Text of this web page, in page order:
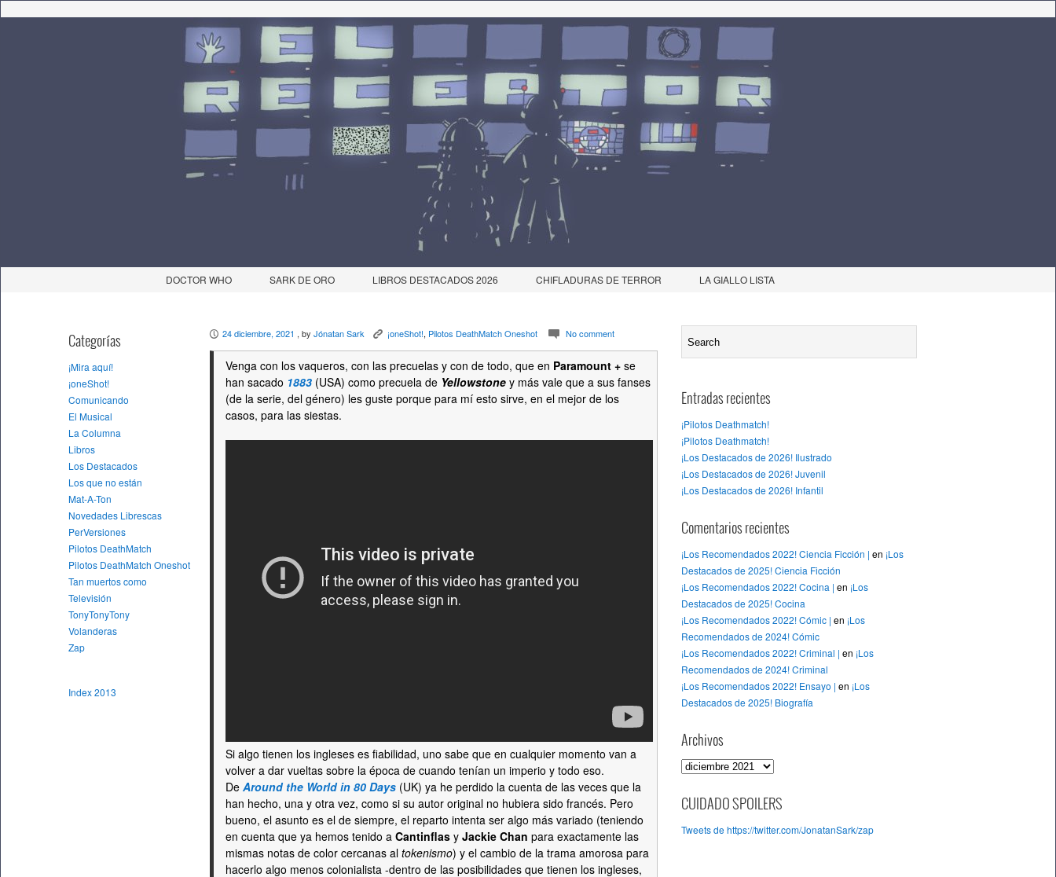
DOCTOR WHO SARK DE ORO LIBROS DESTACADOS 2026 CHIFLADURAS DE TERROR LA GIALLO LISTA
Categorías
¡Mira aquí!
¡oneShot!
Comunicando
El Musical
La Columna
Libros
Los Destacados
Los que no están
Mat-A-Ton
Novedades Librescas
PerVersiones
Pilotos DeathMatch
Pilotos DeathMatch Oneshot
Tan muertos como
Televisión
TonyTonyTony
Volanderas
Zap
Index 2013
P 24 diciembre, 2021 , by Jónatan Sark K ¡oneShot!, Pilotos DeathMatch Oneshot c No comment
Venga con los vaqueros, con las precuelas y con de todo, que en Paramount + se
han sacado 1883 (USA) como precuela de Yellowstone y más vale que a sus fanses
(de la serie, del género) les guste porque para mí esto sirve, en el mejor de los
casos, para las siestas.
Si algo tienen los ingleses es fiabilidad, uno sabe que en cualquier momento van a
volver a dar vueltas sobre la época de cuando tenían un imperio y todo eso.
De Around the World in 80 Days (UK) ya he perdido la cuenta de las veces que la
han hecho, una y otra vez, como si su autor original no hubiera sido francés. Pero
bueno, el asunto es el de siempre, el reparto intenta ser algo más variado (teniendo
en cuenta que ya hemos tenido a Cantinflas y Jackie Chan para exactamente las
mismas notas de color cercanas al tokenismo) y el cambio de la trama amorosa para
hacerlo algo menos colonialista -dentro de las posibilidades que tienen los ingleses,
Entradas recientes
¡Pilotos Deathmatch!
¡Pilotos Deathmatch!
¡Los Destacados de 2026! Ilustrado
¡Los Destacados de 2026! Juvenil
¡Los Destacados de 2026! Infantil
Comentarios recientes
¡Los Recomendados 2022! Ciencia Ficción | en ¡Los
Destacados de 2025! Ciencia Ficción
¡Los Recomendados 2022! Cocina | en ¡Los
Destacados de 2025! Cocina
¡Los Recomendados 2022! Cómic | en ¡Los
Recomendados de 2024! Cómic
¡Los Recomendados 2022! Criminal | en ¡Los
Recomendados de 2024! Criminal
¡Los Recomendados 2022! Ensayo | en ¡Los
Destacados de 2025! Biografía
Archivos
A
c
i
CUIDADO SPOILERS
Tweets de https://twitter.com/JonatanSark/zap